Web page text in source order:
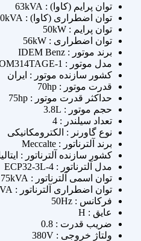
توان پرایم (کاوا) : 63kVA
توان اضطراری (کاوا) : 70kVA
توان پرایم : 50kW
توان اضطراری : 56kW
برند موتور : IDEM Benz
مدل موتور : OM314TAGE-1
کشور سازنده موتور : ایران
قدرت موتور : 70hp
حداکثر قدرت موتور : 75hp
حجم موتور : 3.8L
تعداد سیلندر : 4
نوع گاورنر : الکترومکانیکی
برند آلترناتور : Meccalte
کشور سازنده آلترناتور :
مدل آلترناتور : ECP32-3L-4
توان اسمی آلترناتور : 75kVA
توان اضطراری آلترناتور : 83kVA
فرکانس : 50Hz
عایق : H
ضریب قدرت : 0.8
ولتاژ خروجی : 380V